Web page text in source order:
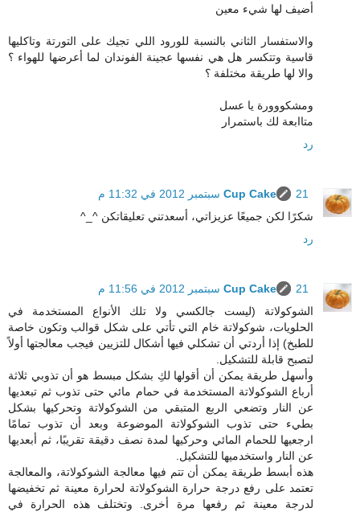
أضيف لها شيء معين
والاستفسار الثاني بالنسبة للورود اللي تجيك على التورتة وتاكليها
قاسية وتتكسر هل هي نفسها عجينة الفوندان لما أعرضها للهواء ؟
والا لها طريقة مختلفة ؟
ومشكووورة يا عسل
متاابعة لك باستمرار
رد
Cup Cake
21 سبتمبر 2012 في 11:32 م
شكرًا لكن جميعًا عزيزاتي، أسعدتني تعليقاتكن ^_^
رد
Cup Cake
21 سبتمبر 2012 في 11:56 م
الشوكولاتة (ليست جالكسي ولا تلك الأنواع المستخدمة في
الحلويات، شوكولاتة خام التي تأتي على شكل قوالب وتكون خاصة
للطبخ) إذا أردتي أن تشكلي فيها أشكال للتزيين فيجب معالجتها أولاً
لتصبح قابلة للتشكيل.
وأسهل طريقة يمكن أن أقولها لكِ بشكل مبسط هو أن تذوبي ثلاثة
أرباع الشوكولاتة المستخدمة في حمام مائي حتى تذوب ثم تبعديها
عن النار وتضعي الربع المتبقي من الشوكولاتة وتحركيها بشكل
بطيء حتى تذوب الشوكولاتة الموضوعة وبعد أن تذوب تمامًا
ارجعيها للحمام المائي وحركيها لمدة نصف دقيقة تقريبًا، ثم أبعديها
عن النار واستخدميها للتشكيل.
هذه أبسط طريقة يمكن أن تتم فيها معالجة الشوكولاتة، والمعالجة
تعتمد على رفع درجة حرارة الشوكولاتة لحرارة معينة ثم تخفيضها
لدرجة معينة ثم رفعها مرة أخرى. وتختلف هذه الحرارة في